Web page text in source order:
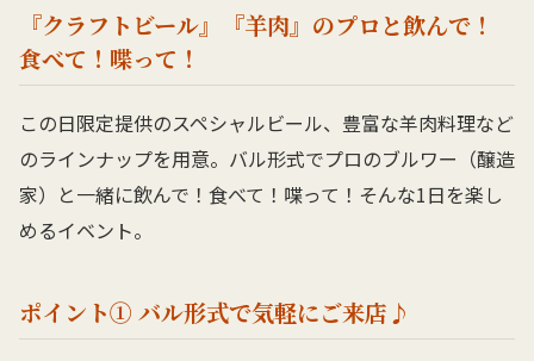
『クラフトビール』『羊肉』のプロと飲んで！
食べて！喋って！
この日限定提供のスペシャルビール、豊富な羊肉料理など
のラインナップを用意。バル形式でプロのブルワー（醸造
家）と一緒に飲んで！食べて！喋って！そんな1日を楽し
めるイベント。
ポイント① バル形式で気軽にご来店♪